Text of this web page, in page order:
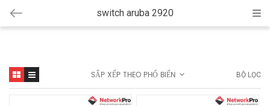
switch aruba 2920
SẮP XẾP THEO PHỔ BIẾN BỘ LỌC